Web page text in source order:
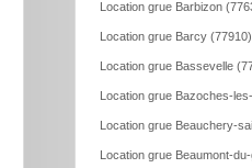
Location grue Barbizon
Location grue Barcy (77910)
Location grue Bassevelle
Location grue Bazoches-
Location grue Beauchery-
Location grue Beaumont-